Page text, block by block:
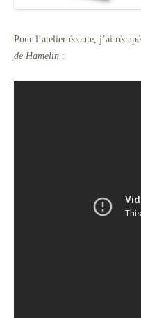
Pour l’atelier écoute, j’ai
de Hamelin :